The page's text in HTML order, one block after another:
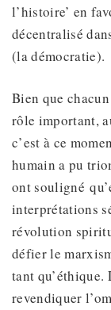
l’histoire’ en
décentralisé
(la démocratie).
Bien que
rôle important,
c’est à ce
humain a pu
ont souligné
interprétations
révolution
défier le
tant qu’éthique.
revendiquer